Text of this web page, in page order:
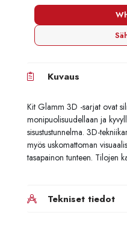
Kuvaus
Kit Glamm 3D -sarjat ovat
monipuolisuudellaan ja
sisustustunnelma. 3D-
myös uskomattoman
tasapainon tunteen. Tilojen
Tekniset tiedot